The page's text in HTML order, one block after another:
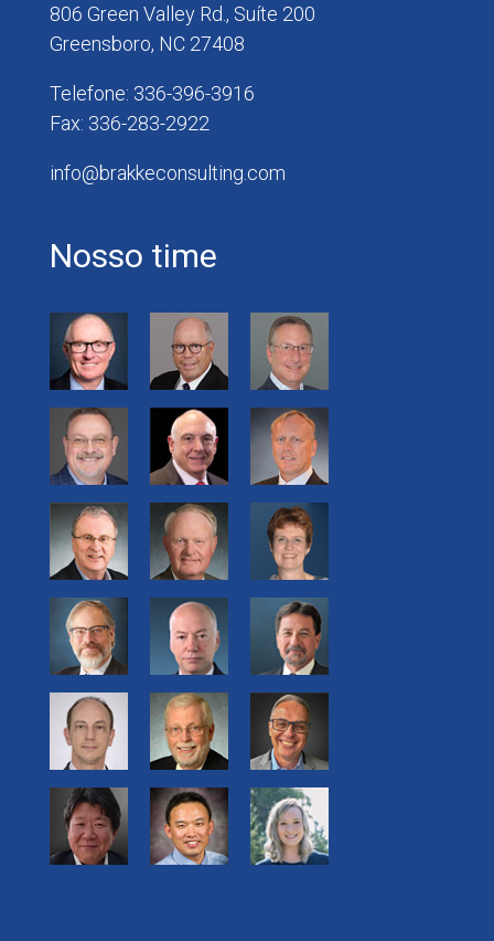
806 Green Valley Rd., Suíte 200
Greensboro, NC 27408
Telefone: 336-396-3916
Fax: 336-283-2922
info@brakkeconsulting.com
Nosso time